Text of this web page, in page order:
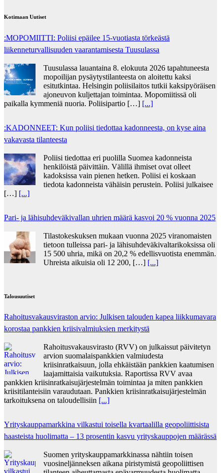
Kotimaan Uutiset
:MOPOMIITTI: Poliisi epäilee 15-vuotiasta törkeästä
liikenneturvallisuuden vaarantamisesta Tuusulassa
Tuusulassa lauantaina 8. elokuuta 2026 tapahtuneesta
mopoilijan pysäytystilanteesta on aloitettu kaksi
esitutkintaa. Helsingin poliisilaitos tutkii kaksipyöräisen
ajoneuvon kuljettajan toimintaa. Mopomiitissä oli
paikalla kymmeniä nuoria. Poliisipartio […] [...]
:KADONNEET: Kun poliisi tiedottaa kadonneesta, on kyse aina
vakavasta tilanteesta
Poliisi tiedottaa eri puolilla Suomea kadonneista
henkilöistä päivittäin. Välillä ihmiset ovat olleet
kadoksissa vain pienen hetken. Poliisi ei koskaan
tiedota kadonneista vähäisin perustein. Poliisi julkaisee
[…] [...]
Pari- ja lähisuhdeväkivallan uhrien määrä kasvoi 20 % vuonna 2025
Tilastokeskuksen mukaan vuonna 2025 viranomaisten
tietoon tulleissa pari- ja lähisuhdeväkivaltarikoksissa oli
15 500 uhria, mikä on 20,2 % edellisvuotista enemmän.
Uhreista aikuisia oli 12 200, […] [...]
Talousuutiset
Rahoitusvakausviraston arvio: Julkisen talouden kapea liikkumavara
korostaa pankkien kriisivalmiuksien merkitystä
Rahoitusvakausvirasto (RVV) on julkaissut päivitetyn
arvion suomalaispankkien valmiudesta
kriisinratkaisuun, jolla ehkäistään pankkien kaatumisen
laajamittaisia vaikutuksia. Raportissa RVV avaa
pankkien kriisinratkaisujärjestelmän toimintaa ja miten pankkien
kriisitilanteisiin varaudutaan. Pankkien kriisinratkaisujärjestelmän
tarkoituksena on taloudellisiin [...]
Yrityskauppamarkkina vilkastui toisella kvartaalilla geopoliittisista
haasteista huolimatta – 13 prosentin kasvu yrityskauppojen määrässä
Suomen yrityskauppamarkkinassa nähtiin toisen
vuosineljänneksen aikana piristymistä geopoliittisen